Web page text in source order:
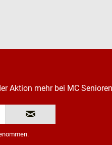
Aktion mehr bei MC